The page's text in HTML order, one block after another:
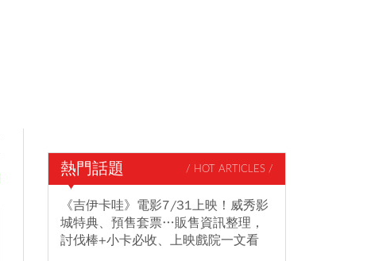
熱門話題 / HOT ARTICLES /
《吉伊卡哇》電影7/31上映！威秀影
城特典、預售套票…販售資訊整理，
討伐棒+小卡必收、上映戲院一文看